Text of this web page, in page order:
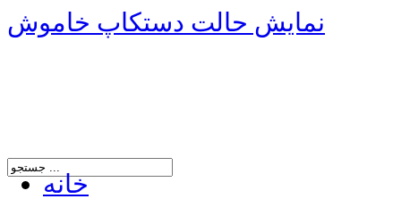
نمایش حالت دستکاپ خاموش
خانه